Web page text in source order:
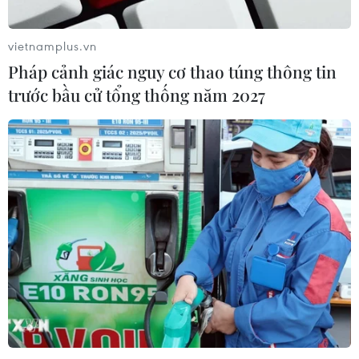
Xem trực tiếp Việt Nam-Campuchia
07/08/2026 09:49
Nhận định Singapore vs
Indonesia (20h ngày 7/8): Cuộc quyết
đấu giành tấm vé bán kết duy nhất
07/08/2026 08:41
Cục diện ASEAN Cup: Việt Nam
quyết giành ngôi đầu, Thái Lan vẫn
có thể bị loại
07/08/2026 02:29
vietnamplus.vn
Pháp cảnh giác nguy cơ thao túng thông tin
trước bầu cử tổng thống năm 2027